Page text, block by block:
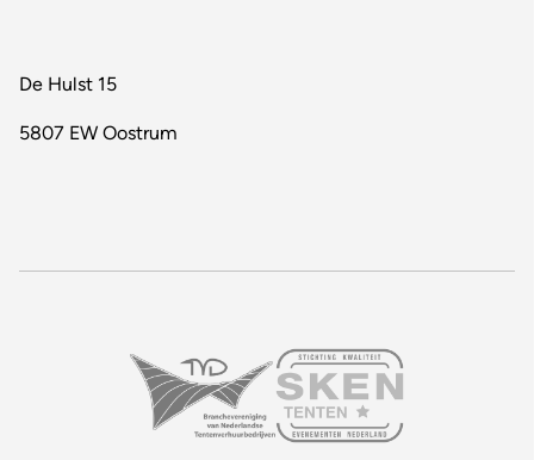
De Hulst 15
5807 EW Oostrum